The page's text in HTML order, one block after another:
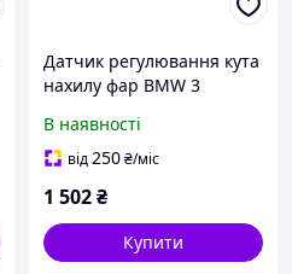
Датчик регулювання кута
нахилу фар BMW 3
В наявності
від250₴/міс
1 502₴
Купити